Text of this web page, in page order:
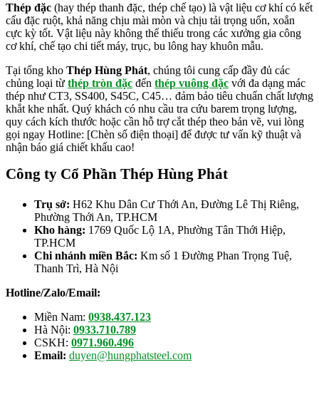
Thép đặc (hay thép thanh đặc, thép chế tạo) là vật liệu cơ khí có kết
cấu đặc ruột, khả năng chịu mài mòn và chịu tải trọng uốn, xoắn
cực kỳ tốt. Vật liệu này không thể thiếu trong các xưởng gia công
cơ khí, chế tạo chi tiết máy, trục, bu lông hay khuôn mẫu.
Tại tổng kho Thép Hùng Phát, chúng tôi cung cấp đầy đủ các
chủng loại từ thép tròn đặc đến thép vuông đặc với đa dạng mác
thép như CT3, SS400, S45C, C45… đảm bảo tiêu chuẩn chất lượng
khắt khe nhất. Quý khách có nhu cầu tra cứu barem trọng lượng,
quy cách kích thước hoặc cần hỗ trợ cắt thép theo bản vẽ, vui lòng
gọi ngay Hotline: [Chèn số điện thoại] để được tư vấn kỹ thuật và
nhận báo giá chiết khấu cao!
Công ty Cổ Phần Thép Hùng Phát
Trụ sở: H62 Khu Dân Cư Thới An, Đường Lê Thị Riêng,
Phường Thới An, TP.HCM
Kho hàng: 1769 Quốc Lộ 1A, Phường Tân Thới Hiệp,
TP.HCM
Chi nhánh miền Bắc: Km số 1 Đường Phan Trọng Tuệ,
Thanh Trì, Hà Nội
Hotline/Zalo/Email:
Miền Nam: 0938.437.123
Hà Nội: 0933.710.789
CSKH: 0971.960.496
Email: duyen@hungphatsteel.com